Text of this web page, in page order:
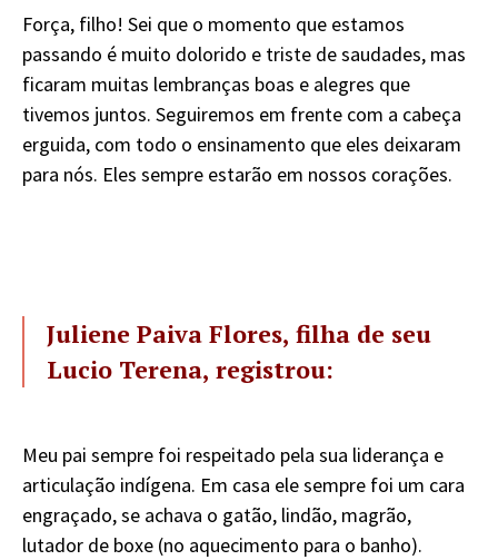
Força, filho! Sei que o momento que estamos
passando é muito dolorido e triste de saudades, mas
ficaram muitas lembranças boas e alegres que
tivemos juntos. Seguiremos em frente com a cabeça
erguida, com todo o ensinamento que eles deixaram
para nós. Eles sempre estarão em nossos corações.
Juliene Paiva Flores, filha de seu
Lucio Terena, registrou:
Meu pai sempre foi respeitado pela sua liderança e
articulação indígena. Em casa ele sempre foi um cara
engraçado, se achava o gatão, lindão, magrão,
lutador de boxe (no aquecimento para o banho).